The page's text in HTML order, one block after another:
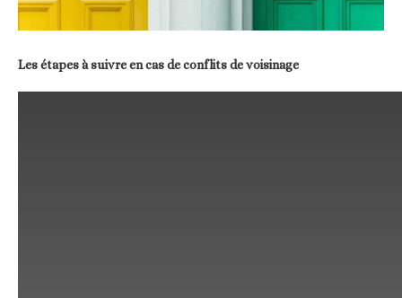
Les étapes à suivre en cas de conflits de voisinage